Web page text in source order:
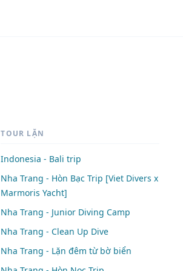
TOUR LẶN
Indonesia - Bali trip
Nha Trang - Hòn Bạc Trip [Viet Divers x
Marmoris Yacht]
Nha Trang - Junior Diving Camp
Nha Trang - Clean Up Dive
Nha Trang - Lặn đêm từ bờ biển